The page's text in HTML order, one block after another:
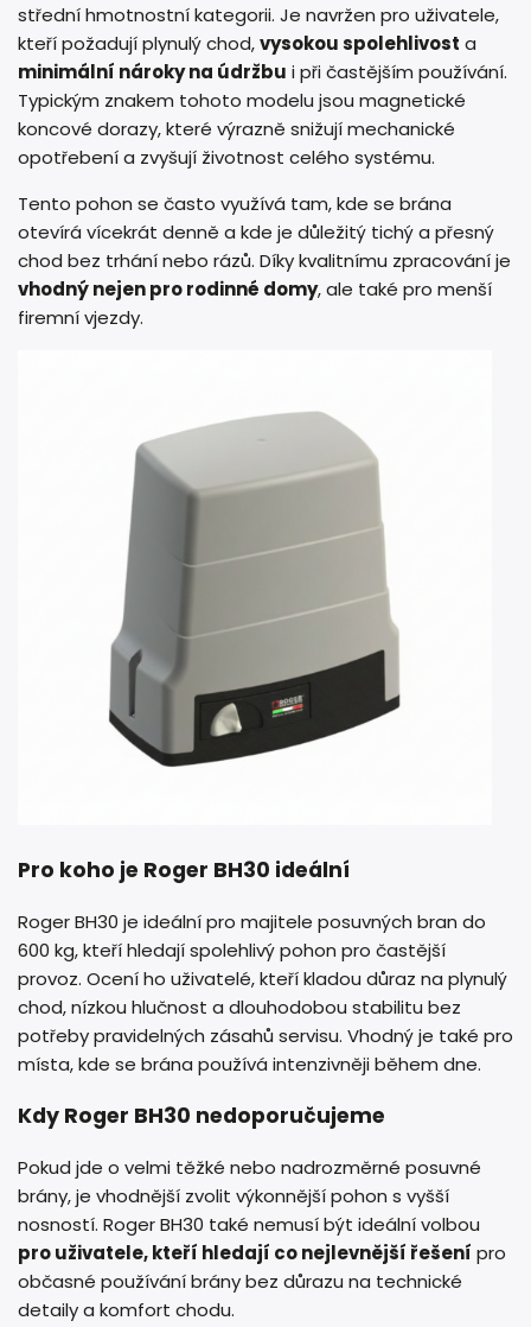
střední hmotnostní kategorii. Je navržen pro uživatele,
kteří požadují plynulý chod,vysokou spolehlivost a
minimální nároky na údržbu i při častějším používání.
Typickým znakem tohoto modelu jsou magnetické
koncové dorazy, které výrazně snižují mechanické
opotřebení a zvyšují životnost celého systému.
Tento pohon se často využívá tam, kde se brána
otevírá vícekrát denně a kde je důležitý tichý a přesný
chod bez trhání nebo rázů. Díky kvalitnímu zpracování je
vhodný nejen pro rodinné domy, ale také pro menší
firemní vjezdy.
Pro koho je Roger BH30 ideální
Roger BH30 je ideální pro majitele posuvných bran do
600 kg, kteří hledají spolehlivý pohon pro častější
provoz. Ocení ho uživatelé, kteří kladou důraz na plynulý
chod, nízkou hlučnost a dlouhodobou stabilitu bez
potřeby pravidelných zásahů servisu. Vhodný je také pro
místa, kde se brána používá intenzivněji během dne.
Kdy Roger BH30 nedoporučujeme
Pokud jde o velmi těžké nebo nadrozměrné posuvné
brány, je vhodnější zvolit výkonnější pohon s vyšší
nosností. Roger BH30 také nemusí být ideální volbou
pro uživatele, kteří hledají co nejlevnější řešení pro
občasné používání brány bez důrazu na technické
detaily a komfort chodu.